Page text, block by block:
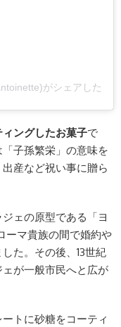
がシェアした投稿
ングしたお菓子で
子孫繁栄」の意味を
産など祝い事に贈ら
ェの原型である「ヨ
ーマ貴族の間で婚約や
た。その後、13世紀
が一般市民へと広が
トに砂糖をコーティ